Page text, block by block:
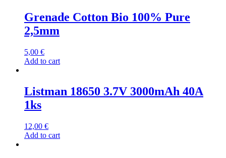
Grenade Cotton Bio 100% Pure
2,5mm
5,00 €
Add to cart
Listman 18650 3.7V 3000mAh 40A
1ks
12,00 €
Add to cart